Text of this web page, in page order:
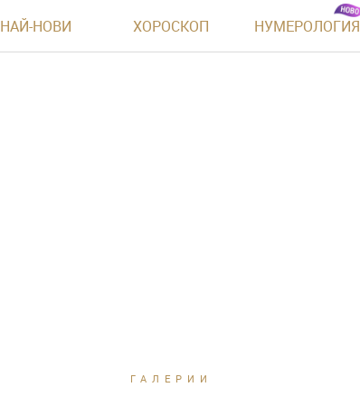
НАЙ-НОВИ ХОРОСКОП НУМЕРОЛОГИЯ
ГАЛЕРИИ